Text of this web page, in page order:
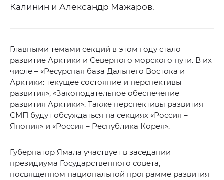
Калинин и Александр Мажаров.
Главными темами секций в этом году стало
развитие Арктики и Северного морского пути. В их
числе – «Ресурсная база Дальнего Востока и
Арктики: текущее состояние и перспективы
развития», «Законодательное обеспечение
развития Арктики». Также перспективы развития
СМП будут обсуждаться на секциях «Россия –
Япония» и «Россия – Республика Корея».
Губернатор Ямала участвует в заседании
президиума Государственного совета,
посвященном национальной программе развития